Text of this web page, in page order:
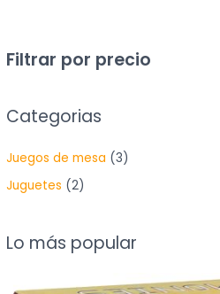
Filtrar por precio
Categorias
Juegos de mesa (3)
Juguetes (2)
Lo más popular